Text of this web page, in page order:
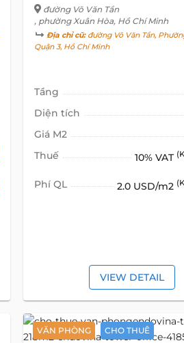
đường Võ Văn Tần
, phường Xuân Hòa, Hồ Chí Minh
Địa chỉ cũ:đường Võ Văn Tần,
Quận 3, Hồ Chí Minh
Tầng
Diện tích
Giá M2
Thuế
10% VAT
Phí QL 2.0 USD/m2
VIEW DETAIL
VĂN PHÒNG CHO THUÊ